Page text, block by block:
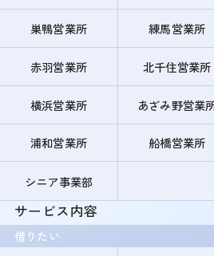
巣鴨営業所 練馬営業所
赤羽営業所 北千住営業所
横浜営業所 あざみ野営業
浦和営業所 船橋営業所
シニア事業部
サービス内容
借りたい